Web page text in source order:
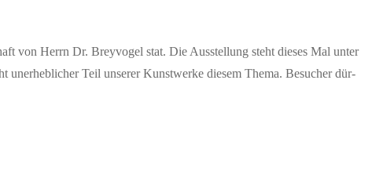
von Herrn Dr. Brey­vo­gel stat. Die Aus­stel­lung steht die­ses Mal unter
uner­heb­li­cher Teil unse­rer Kunst­wer­ke die­sem The­ma. Besu­cher dür­